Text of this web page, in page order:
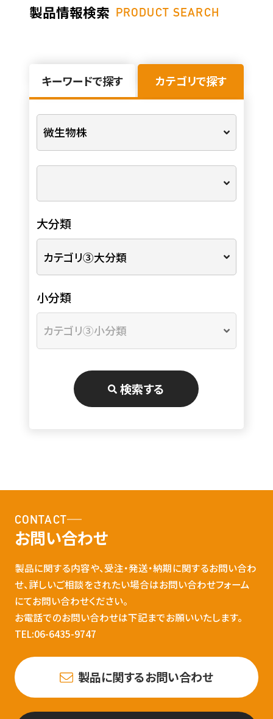
製品情報検索 PRODUCT SEARCH
キーワードで探す カテゴリで探す
大分類
小分類
検索する
CONTACT
お問い合わせ
製品に関する内容や、受注・発送・納期に関するお問い合わ
せ、詳しいご相談をされたい場合はお問い合わせフォーム
にてお問い合わせください。
お電話でのお問い合わせは下記までお願いいたします。
TEL:06-6435-9747
製品に関するお問い合わせ